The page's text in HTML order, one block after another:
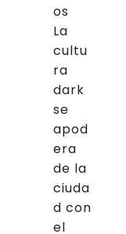
os
La
cultu
ra
dark
se
apod
era
de la
ciuda
d con
el